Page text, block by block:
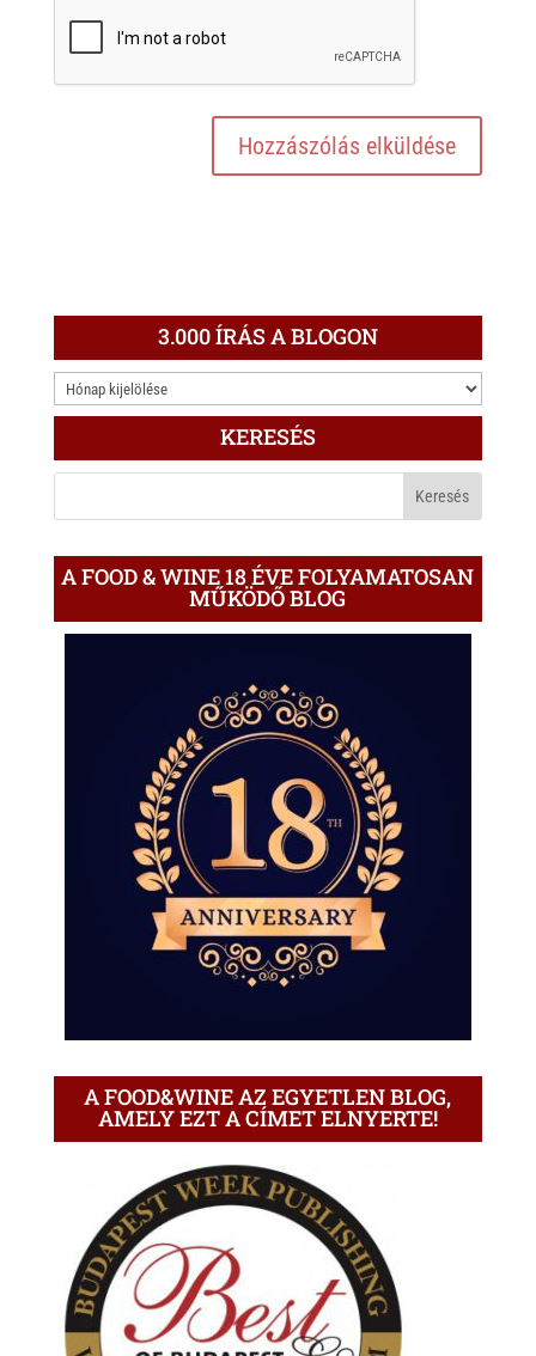
3.000 ÍRÁS A BLOGON
3.000
ÍRÁS
KERESÉS
A FOOD & WINE 18 ÉVE FOLYAMATOSAN
MŰKÖDŐ BLOG
A FOOD&WINE AZ EGYETLEN BLOG,
AMELY EZT A CÍMET ELNYERTE!